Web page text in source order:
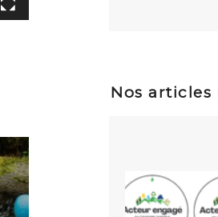
Nos articles